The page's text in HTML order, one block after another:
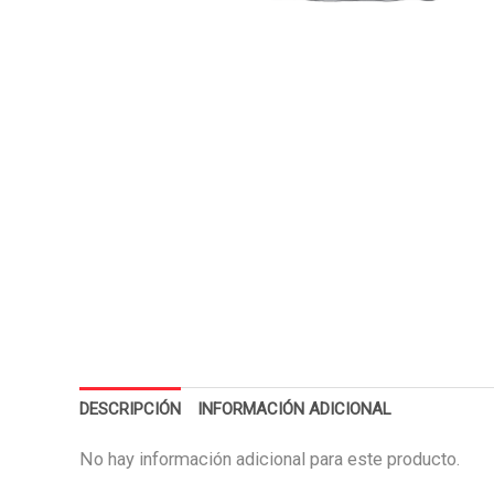
DESCRIPCIÓN INFORMACIÓN ADICIONAL
No hay información adicional para este producto.